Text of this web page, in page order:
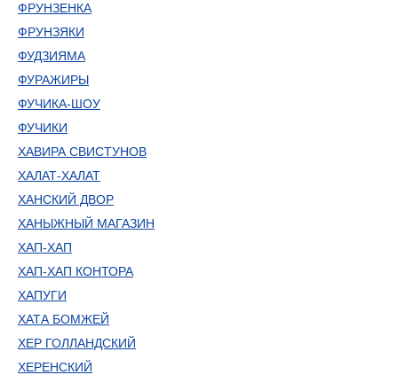
ФРУНЗЕНКА
ФРУНЗЯКИ
ФУДЗИЯМА
ФУРАЖИРЫ
ФУЧИКА-ШОУ
ФУЧИКИ
ХАВИРА СВИСТУНОВ
ХАЛАТ-ХАЛАТ
ХАНСКИЙ ДВОР
ХАНЫЖНЫЙ МАГАЗИН
ХАП-ХАП
ХАП-ХАП КОНТОРА
ХАПУГИ
ХАТА БОМЖЕЙ
ХЕР ГОЛЛАНДСКИЙ
ХЕРЕНСКИЙ